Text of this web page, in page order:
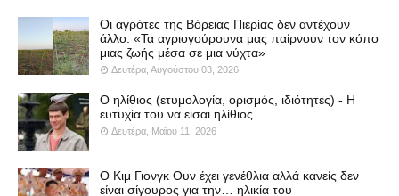
Οι αγρότες της Βόρειας Πιερίας δεν αντέχουν
άλλο: «Τα αγριογούρουνα μας παίρνουν τον κόπο
μιας ζωής μέσα σε μια νύχτα»
Δευτέρα, Αυγούστου 03, 2026
Ο ηλίθιος (ετυμολογία, ορισμός, ιδιότητες) - Η
ευτυχία του να είσαι ηλίθιος
Δευτέρα, Μαΐου 11, 2026
Ο Κιμ Γιονγκ Ουν έχει γενέθλια αλλά κανείς δεν
είναι σίγουρος για την… ηλικία του